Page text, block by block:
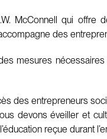
McConnell qui offre
des
mesures
des entrepreneurs
devons éveiller et
reçue durant